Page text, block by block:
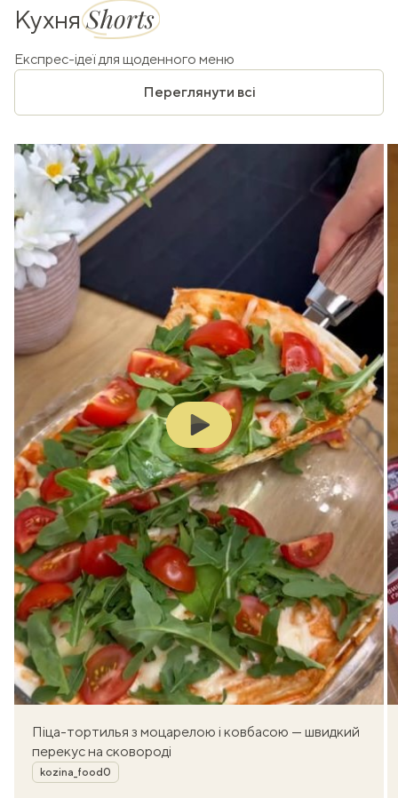
КухняShorts
Експрес-ідеї для щоденного меню
Переглянути всі
Play
Піца-тортилья з моцарелою і ковбасою — швидкий
перекус на сковороді
Автор
kozina_food0